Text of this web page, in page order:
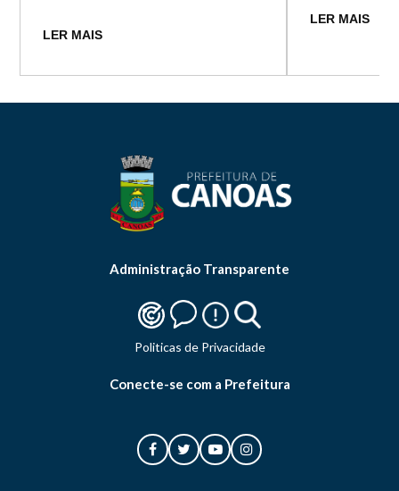
LER MAIS
LER MAIS
Administração Transparente
Politicas de Privacidade
Conecte-se com a Prefeitura